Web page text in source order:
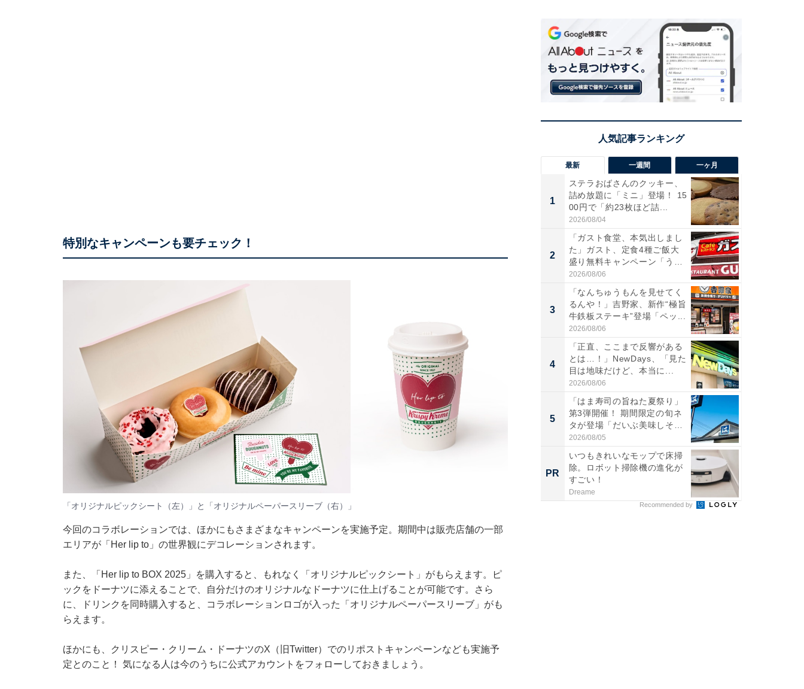
特別なキャンペーンも要チェック！
「オリジナルピックシート（左）​​​​​」と「オリジナルペーパースリーブ（右）」
今回のコラボレーションでは、ほかにもさまざまなキャンペーンを実施予定。期間中は販売店舗の一部
エリアが「Her lip to」の世界観にデコレーションされます。
また、「Her lip to BOX 2025」を購入すると、もれなく「オリジナルピックシート」がもらえます。ピ
ックをドーナツに添えることで、自分だけのオリジナルなドーナツに仕上げることが可能です。さら
に、ドリンクを同時購入すると、コラボレーションロゴが入った「オリジナルペーパースリーブ」がも
らえます。
ほかにも、クリスピー・クリーム・ドーナツのX（旧Twitter）でのリポストキャンペーンなども実施予
定とのこと！ 気になる人は今のうちに公式アカウントをフォローしておきましょう。
最新 一週間 一ヶ月
1
ステラおばさんのクッキー、
詰め放題に「ミニ」登場！ 15
00円で「約23枚ほど詰...
2026/08/04
2
「ガスト食堂、本気出しまし
た」ガスト、定食4種ご飯大
盛り無料キャンペーン「うお
お...
2026/08/06
3
「なんちゅうもんを見せてく
るんや！」吉野家、新作“極旨
牛鉄板ステーキ”登場「ペッ...
2026/08/06
4
「正直、ここまで反響がある
とは…！」NewDays、「見た
目は地味だけど、本当に...
2026/08/06
5
「はま寿司の旨ねた夏祭り」
第3弾開催！ 期間限定の旬ネ
タが登場「だいぶ美味しそ
う...
2026/08/05
PR
いつもきれいなモップで床掃
除。ロボット掃除機の進化が
すごい！
Dreame
Recommended by